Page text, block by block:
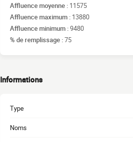
Affluence moyenne : 11575
Affluence maximum : 13880
Affluence minimum :9480
% de remplissage :75
Informations
Type
Noms